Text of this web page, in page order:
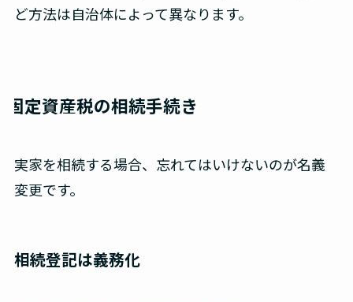
ど方法は自治体によって異なります。
固定資産税の相続手続き
実家を相続する場合、忘れてはいけないのが名義
変更です。
相続登記は義務化